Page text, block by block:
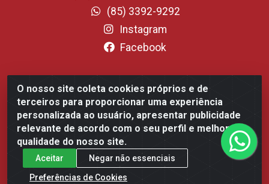
O nosso site coleta cookies próprios e de
terceiros para proporcionar uma experiência
personalizada ao usuário, apresentar publicidade
relevante de acordo com o seu perfil e melhorar a
qualidade do nosso site.
Aceitar
Negar não essenciais
Preferências de Cookies
(85) 3392-9292
Instagram
Facebook
Fortali Distribuidora de Alimentos LTDA - Avenida Tomaz
Coelho, 1268 - Messejana, Fortaleza/CE - CEP 60.863-254-
CNPJ 09.317.318.0001-75